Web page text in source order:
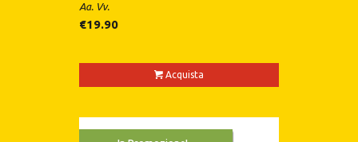
Aa. Vv.
€19.90
Acquista